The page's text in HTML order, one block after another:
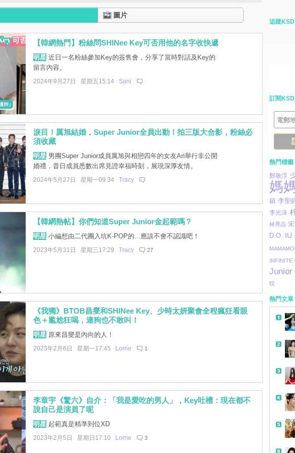
圖片
【韓網熱門】粉絲問SHINee Key可否用他的名字收快遞
明星近日一名粉絲參加Key的簽售會，分享了當時對話及Key的
留言內容。
2024年9月27日 星期五15:14 Sani
淚目！厲旭結婚，Super Junior全員出動！拍三版大合影，粉絲必
須收藏
明星男團Super Junior成員厲旭與相戀四年的女友Ari舉行非公開
婚禮，昔日成員悉數出席見證幸福時刻，展現深厚友情。
2024年5月27日 星期一09:34 Tracy
【韓網熱帖】你們知道Super Junior金起範嗎？
明星小編想由二代團入坑K-POP的...應該不會不認識吧！
2023年5月31日 星期三17:29 Tracy 27
《我獨》BTOB昌燮和SHINee Key、少時太妍聚會全程瘋狂看眼
色＋尷尬狂喝，連狗也不敢叫！
明星原來昌燮是內向的人！
2023年2月6日 星期一17:45 Lorrie 1
李章宇《驚六》自介：「我是愛吃的男人」，Key吐槽：現在都不
說自己是演員了呢
明星起範真是精準到位XD
2023年2月5日 星期日17:10 Lorrie 3
追蹤KSD
訂閱KSD
熱門標籤
鄭敬淏
媽
鎮 李聖
李光洙
林秀晶
D.O.
IU
INFINITE
Junior
旼
熱門文章
帶